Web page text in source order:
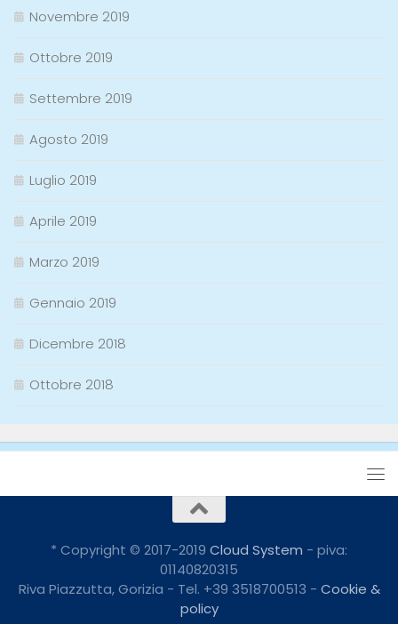
Novembre 2019
Ottobre 2019
Settembre 2019
Agosto 2019
Luglio 2019
Aprile 2019
Marzo 2019
Gennaio 2019
Dicembre 2018
Ottobre 2018
* Copyright © 2017-2019 Cloud System - piva:
01140820315
Riva Piazzutta, Gorizia - Tel. +39 3518700513 - Cookie &
policy